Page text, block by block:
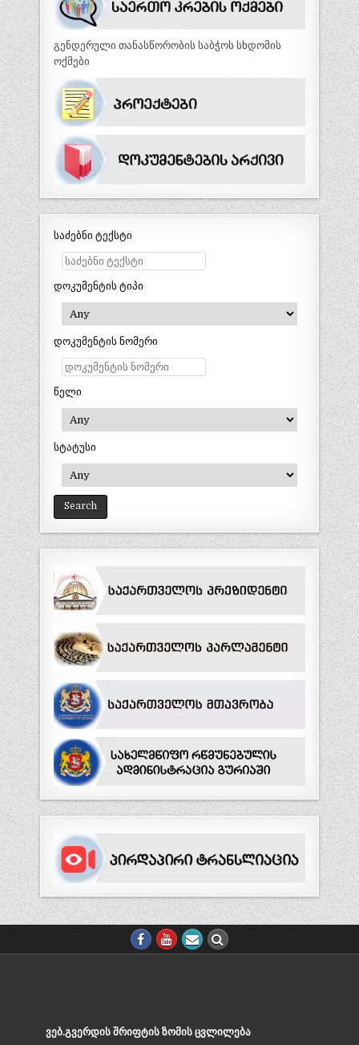
გენდერული თანასწორობის საბჭოს სხდომის
ოქმები
საძებნი ტექსტი
დოკუმენტის ტიპი
დოკუმენტის ნომერი
წელი
სტატუსი
ᲕᲔᲑ.ᲒᲕᲔᲠᲓᲘᲡ ᲨᲠᲘᲤᲢᲘᲡ ᲖᲝᲛᲘᲡ ᲪᲕᲚᲘᲚᲔᲑᲐ